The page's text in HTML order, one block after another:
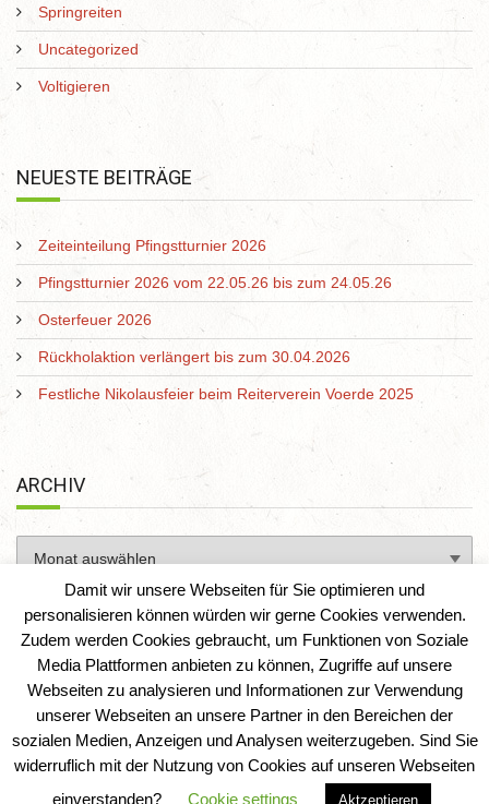
Springreiten
Uncategorized
Voltigieren
NEUESTE BEITRÄGE
Zeiteinteilung Pfingstturnier 2026
Pfingstturnier 2026 vom 22.05.26 bis zum 24.05.26
Osterfeuer 2026
Rückholaktion verlängert bis zum 30.04.2026
Festliche Nikolausfeier beim Reiterverein Voerde 2025
ARCHIV
Reiterverein Voerde e. V.|IT-Solution-AD
Damit wir unsere Webseiten für Sie optimieren und
personalisieren können würden wir gerne Cookies verwenden.
Zudem werden Cookies gebraucht, um Funktionen von Soziale
Media Plattformen anbieten zu können, Zugriffe auf unsere
Webseiten zu analysieren und Informationen zur Verwendung
unserer Webseiten an unsere Partner in den Bereichen der
sozialen Medien, Anzeigen und Analysen weiterzugeben. Sind Sie
widerruflich mit der Nutzung von Cookies auf unseren Webseiten
einverstanden?
Cookie settings Aktzeptieren